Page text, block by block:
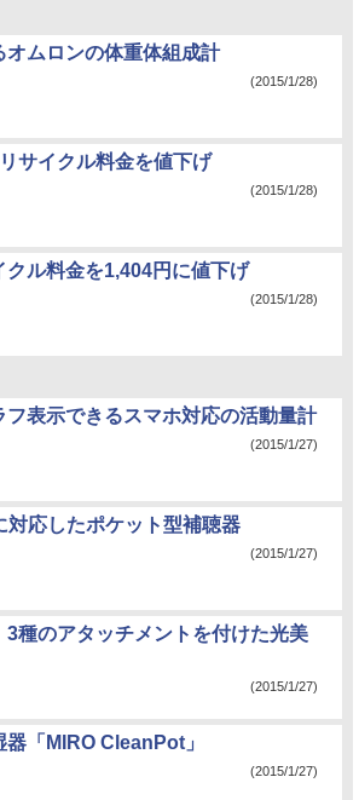
オムロンの体重体組成計
(2015/1/28)
サイクル料金を値下げ
(2015/1/28)
ル料金を1,404円に値下げ
(2015/1/28)
表示できるスマホ対応の活動量計
(2015/1/27)
応したポケット型補聴器
(2015/1/27)
種のアタッチメントを付けた光美
(2015/1/27)
「MIRO CleanPot」
(2015/1/27)